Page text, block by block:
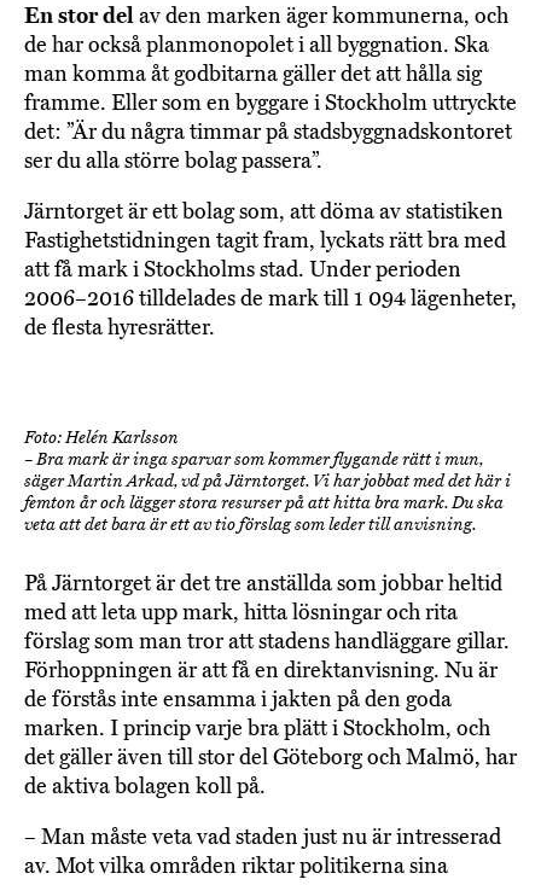
En stor delav den marken äger kommunerna, och
de har också planmonopolet i all byggnation. Ska
man komma åt godbitarna gäller det att hålla sig
framme. Eller som en byggare i Stockholm uttryckte
det: ”Är du några timmar på stadsbyggnadskontoret
ser du alla större bolag passera”.
Järntorget är ett bolag som, att döma av statistiken
Fastighetstidningen tagit fram, lyckats rätt bra med
att få mark i Stockholms stad. Under perioden
2006–2016 tilldelades de mark till 1 094 lägenheter,
de flesta hyresrätter.
Foto: Helén Karlsson
– Bra mark är inga sparvar som kommer flygande rätt i mun,
säger Martin Arkad, vd på Järntorget. Vi har jobbat med det här i
femton år och lägger stora resurser på att hitta bra mark. Du ska
veta att det bara är ett av tio förslag som leder till anvisning.
På Järntorget är det tre anställda som jobbar heltid
med att leta upp mark, hitta lösningar och rita
förslag som man tror att stadens handläggare gillar.
Förhoppningen är att få en direktanvisning. Nu är
de förstås inte ensamma i jakten på den goda
marken. I princip varje bra plätt i Stockholm, och
det gäller även till stor del Göteborg och Malmö, har
de aktiva bolagen koll på.
– Man måste veta vad staden just nu är intresserad
av. Mot vilka områden riktar politikerna sina